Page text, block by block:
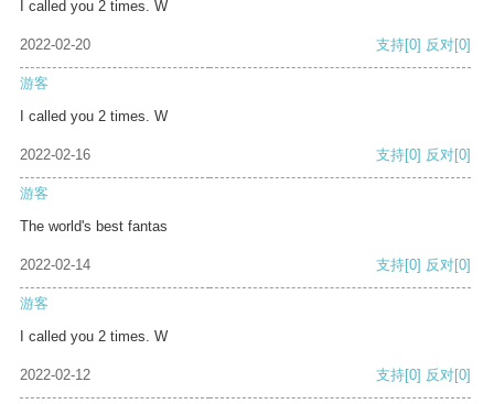
I called you 2 times. W
2022-02-20 支持[0] 反对[0]
游客
I called you 2 times. W
2022-02-16 支持[0] 反对[0]
游客
The world's best fantas
2022-02-14 支持[0] 反对[0]
游客
I called you 2 times. W
2022-02-12 支持[0] 反对[0]